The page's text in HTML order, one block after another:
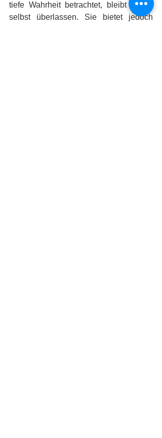
tiefe Wahrheit betrachtet, bleibt jedem
selbst überlassen. Sie bietet jedoch